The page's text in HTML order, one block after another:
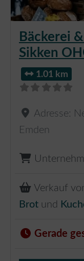
Bäckerei
Sikken
1.01 km
Adresse:
Emden
Verkauf
Brot und
Gerade